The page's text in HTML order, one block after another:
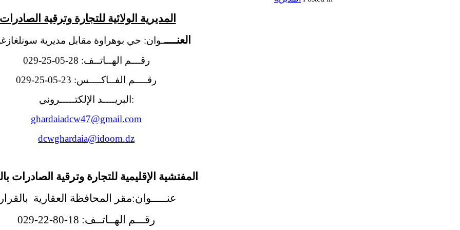
المديرية الولائية للتجارة وترقية الصادرات
العنـــــوان: حي بوهراوة مقابل مديرية
رقـــم الهــاتــف: 28-05-25-029
رقــــم الفــاكــــس: 23-05-25-029
:البريــــد الإلكتـــــروني
ghardaiadcw47@gmail.com
dcwghardaia@idoom.dz
المفتشية الإقليمية للتجارة وترقية الصادرات
عنـــــوان:مقر المحافظة العقارية
رقـــم الهــاتــف: 18-80-22-029